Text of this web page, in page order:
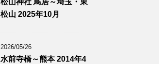
松山神社 鳥居～埼玉・東
松山 2025年10月
2026/05/26
水前寺橋～熊本 2014年4